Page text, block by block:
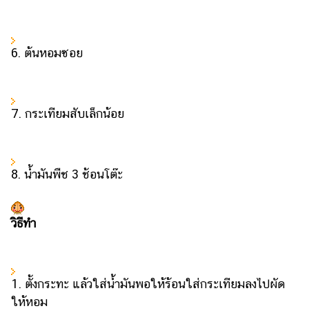
ทอง
วา
แม่
และ
สัตว์
เลี้ยง
6. ต้นหอมซอย
7. กระเทียมสับเล็กน้อย
8. น้ำมันพืช 3 ช้อนโต๊ะ
วิธีทำ
1. ตั้งกระทะ แล้วใส่น้ำมันพอให้ร้อนใส่กระเทียมลงไปผัด
ให้หอม